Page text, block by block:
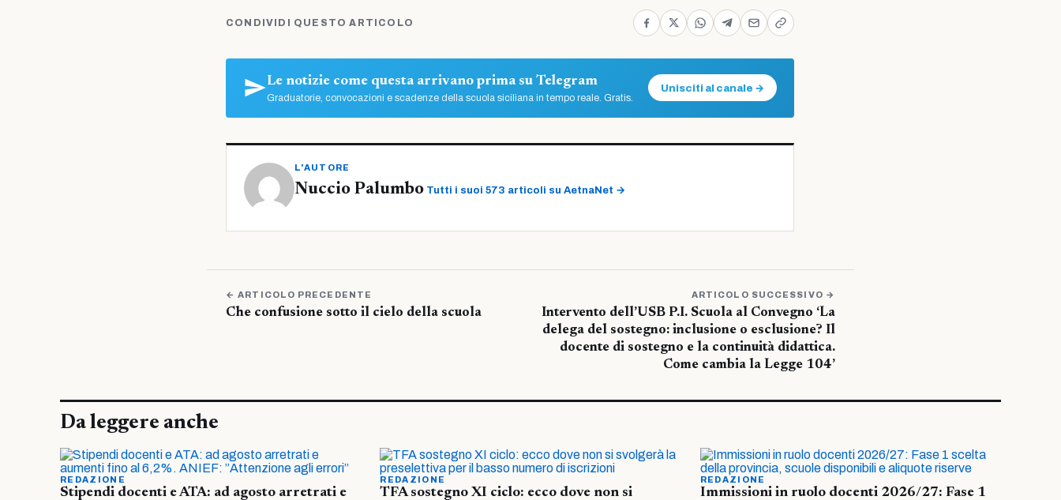
CONDIVIDI QUESTO ARTICOLO
Le notizie come questa arrivano prima su Telegram
Graduatorie, convocazioni e scadenze della scuola siciliana in tempo reale. Gratis.
Unisciti al canale →
L'AUTORE
Nuccio Palumbo Tutti i suoi 573 articoli su AetnaNet →
← ARTICOLO PRECEDENTE
Che confusione sotto il cielo della scuola
ARTICOLO SUCCESSIVO →
Intervento dell’USB P.I. Scuola al Convegno ‘La
delega del sostegno: inclusione o esclusione? Il
docente di sostegno e la continuità didattica.
Come cambia la Legge 104’
Da leggere anche
REDAZIONE
Stipendi docenti e ATA: ad agosto arretrati e
REDAZIONE
TFA sostegno XI ciclo: ecco dove non si
REDAZIONE
Immissioni in ruolo docenti 2026/27: Fase 1